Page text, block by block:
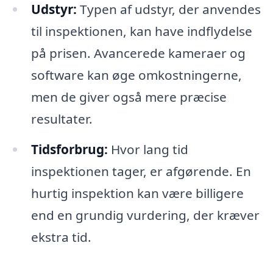
Udstyr: Typen af udstyr, der anvendes
til inspektionen, kan have indflydelse
på prisen. Avancerede kameraer og
software kan øge omkostningerne,
men de giver også mere præcise
resultater.
Tidsforbrug: Hvor lang tid
inspektionen tager, er afgørende. En
hurtig inspektion kan være billigere
end en grundig vurdering, der kræver
ekstra tid.